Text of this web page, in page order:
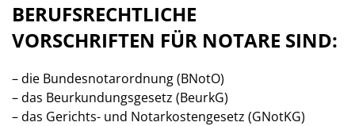
BERUFSRECHTLICHE
VORSCHRIFTEN FÜR NOTARE SIND:
– die Bundesnotarordnung (BNotO)
– das Beurkundungsgesetz (BeurkG)
– das Gerichts- und Notarkostengesetz (GNotKG)